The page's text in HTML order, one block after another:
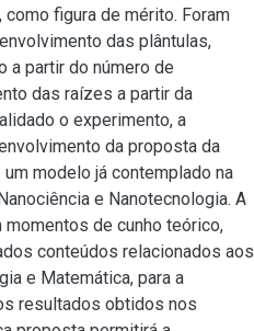
figura de mérito. Foram
das plântulas,
a partir do número de
das raízes a partir da
o experimento, a
da proposta da
modelo já contemplado na
e Nanotecnologia. A
de cunho teórico,
conteúdos relacionados aos
e Matemática, para a
resultados obtidos nos